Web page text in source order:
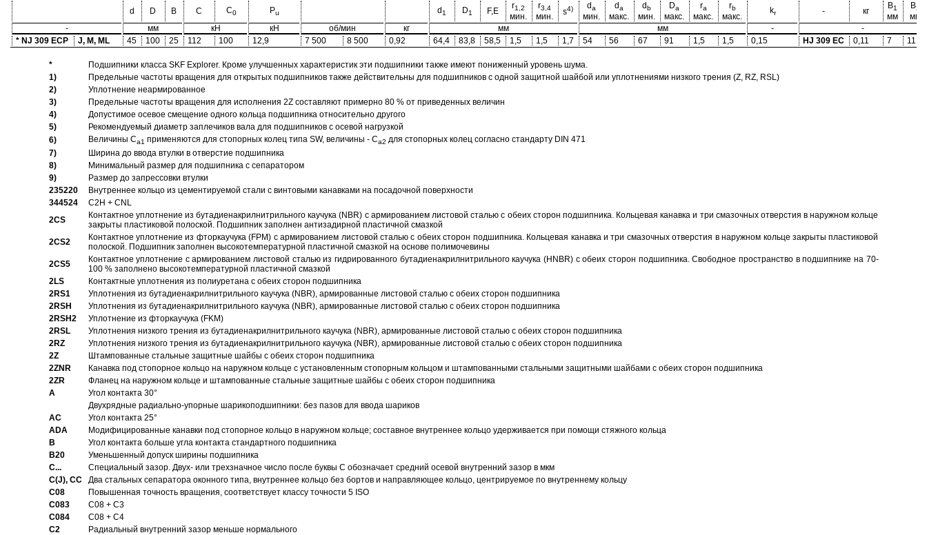
d D B C C0 Pu d1 D1 F,E
r1,2
мин.
r3,4
мин.
s4) da
мин.
da
макс.
d b
мин.
Da
макс.
ra
макс.
rb
макс.
kr - кг
B1
мм
B2
мм
-
мм кН кН об/мин кг мм мм -
-
* NJ 309 ECP
J, M, ML 45 100 25 112 100 12,9 7 500 8 500 0,92 64,4 83,8 58,5 1,5 1,5 1,7 54 56 67 91 1,5 1,5 0,15 HJ 309 EC 0,11 7 11,5
*
Подшипники класса SKF Explorer. Кроме улучшенных характеристик эти подшипники также имеют пониженный уровень шума.
1)
Предельные частоты вращения для открытых подшипников также действительны для подшипников с одной защитной шайбой или уплотнениями низкого трения (Z, RZ, RSL)
2)
Уплотнение неармированное
3)
Предельные частоты вращения для исполнения 2Z составляют примерно 80 % от приведенных величин
4)
Допустимое осевое смещение одного кольца подшипника относительно другого
5)
Рекомендуемый диаметр заплечиков вала для подшипников с осевой нагрузкой
6)
Величины Ca1 применяются для стопорных колец типа SW, величины - Ca2 для стопорных колец согласно стандарту DIN 471
7)
Ширина до ввода втулки в отверстие подшипника
8)
Минимальный размер для подшипника с сепаратором
9)
Размер до запрессовки втулки
235220
Внутреннее кольцо из цементируемой стали с винтовыми канавками на посадочной поверхности
344524
C2H + CNL
2CS
Контактное уплотнение из бутадиенакрилнитрильного каучука (NBR) с армированием листовой сталью с обеих сторон подшипника. Кольцевая канавка и три смазочных отверстия в наружном кольце
закрыты пластиковой полоской. Подшипник заполнен антизадирной пластичной смазкой
2CS2
Контактное уплотнение из фторкаучука (FPM) с армированием листовой сталью с обеих сторон подшипника. Кольцевая канавка и три смазочных отверстия в наружном кольце закрыты пластиковой
полоской. Подшипник заполнен высокотемпературной пластичной смазкой на основе полимочевины
2CS5
Контактное уплотнение с армированием листовой сталью из гидрированного бутадиенакрилнитрильного каучука (HNBR) с обеих сторон подшипника. Свободное пространство в подшипнике на 70-
100 % заполнено высокотемпературной пластичной смазкой
2LS
Контактные уплотнения из полиуретана с обеих сторон подшипника
2RS1
Уплотнения из бутадиенакрилнитрильного каучука (NBR), армированные листовой сталью с обеих сторон подшипника
2RSH
Уплотнения из бутадиенакрилнитрильного каучука (NBR), армированные листовой сталью с обеих сторон подшипника
2RSH2
Уплотнение из фторкаучука (FKM)
2RSL
Уплотнения низкого трения из бутадиенакрилнитрильного каучука (NBR), армированные листовой сталью с обеих сторон подшипника
2RZ
Уплотнения низкого трения из бутадиенакрилнитрильного каучука (NBR), армированные листовой сталью с обеих сторон подшипника
2Z
Штампованные стальные защитные шайбы с обеих сторон подшипника
2ZNR
Канавка под стопорное кольцо на наружном кольце с установленным стопорным кольцом и штампованными стальными защитными шайбами с обеих сторон подшипника
2ZR
Фланец на наружном кольце и штампованные стальные защитные шайбы с обеих сторон подшипника
A
Угол контакта 30°
Двухрядные радиально-упорные шарикоподшипники: без пазов для ввода шариков
AC
Угол контакта 25°
ADA
Модифицированные канавки под стопорное кольцо в наружном кольце; составное внутреннее кольцо удерживается при помощи стяжного кольца
B
Угол контакта больше угла контакта стандартного подшипника
B20
Уменьшенный допуск ширины подшипника
C...
Специальный зазор. Двух- или трехзначное число после буквы С обозначает средний осевой внутренний зазор в мкм
C(J), CC
Два стальных сепаратора оконного типа, внутреннее кольцо без бортов и направляющее кольцо, центрируемое по внутреннему кольцу
C08
Повышенная точность вращения, соответствует классу точности 5 ISO
C083
C08 + C3
C084
C08 + C4
C2
Pадиальный внутренний зазор меньше нормального